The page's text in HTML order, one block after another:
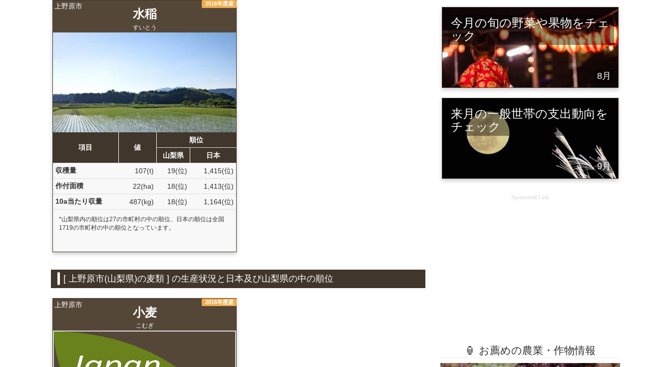
上野原市 2016年度産
水稲
すいとう
項目 値
順位
山梨県
日本
収穫量
107(t) 19(位)
1,415(位)
作付面積
22(ha) 18(位)
1,413(位)
10a当たり収量
487(kg) 18(位) 1,164(位)
*山梨県内の順位は27の市町村の中の順位、日本の順位は全国
1719の市町村の中の順位となっています。
[ 上野原市(山梨県)の麦類 ] の生産状況と日本及び山梨県の中の順位
上野原市 2016年度産
小麦
こむぎ
今月の旬の野菜や果物をチェ
ック
8月
来月の一般世帯の支出動向を
チェック
9月
Sponsored Link
🏮 お薦めの農業・作物情報